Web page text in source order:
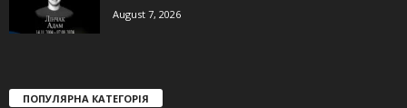
August 7, 2026
ПОПУЛЯРНА КАТЕГОРІЯ